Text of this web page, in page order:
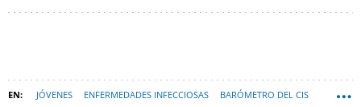
JÓVENES ENFERMEDADES INFECCIOSAS BARÓMETRO DEL CIS